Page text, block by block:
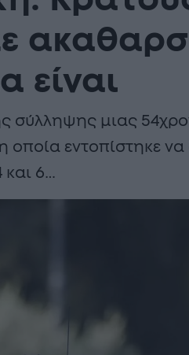
είναι
σύλληψης μιας
εντοπίστηκε να
και 6…